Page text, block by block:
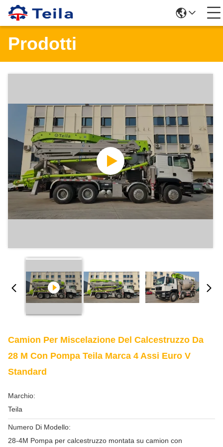
Prodotti
Camion Per Miscelazione Del Calcestruzzo Da
28 M Con Pompa Teila Marca 4 Assi Euro V
Standard
Marchio:
Teila
Numero Di Modello:
28-4M Pompa per calcestruzzo montata su camion con